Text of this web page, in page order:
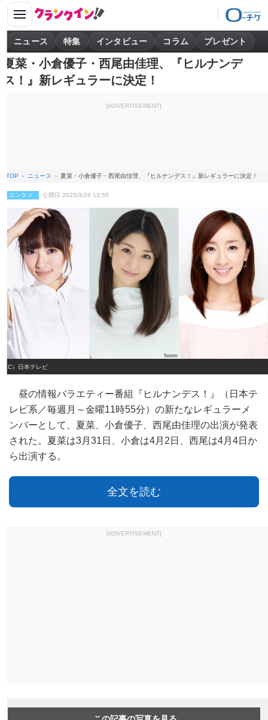
ニュース 特集 インタビュー コラム プレゼント
夏菜・小倉優子・西尾由佳理、『ヒルナンデ
ス！』新レギュラーに決定！
[ADVERTISEMENT]
TOP ニュース 夏菜・小倉優子・西尾由佳理、『ヒルナンデス！』新レギュラーに決定！
エンタメ 公開日 2025/3/28 13:55
（C）日本テレビ
昼の情報バラエティー番組『ヒルナンデス！』（日本テ
レビ系／毎週月～金曜11時55分）の新たなレギュラーメ
ンバーとして、夏菜、小倉優子、西尾由佳理の出演が発表
された。夏菜は3月31日、小倉は4月2日、西尾は4月4日か
ら出演する。
全文を読む
[ADVERTISEMENT]